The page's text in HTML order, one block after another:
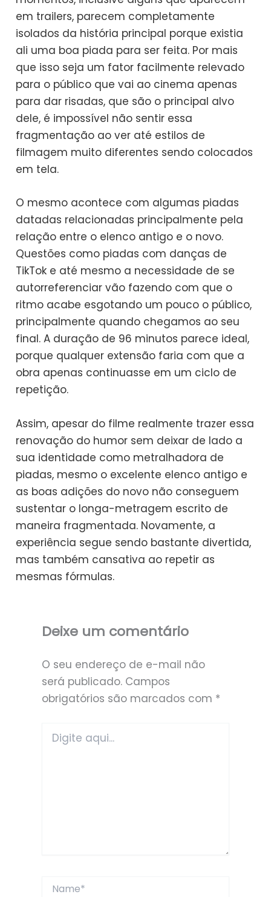
em trailers, parecem completamente
isolados da história principal porque existia
ali uma boa piada para ser feita. Por mais
que isso seja um fator facilmente relevado
para o público que vai ao cinema apenas
para dar risadas, que são o principal alvo
dele, é impossível não sentir essa
fragmentação ao ver até estilos de
filmagem muito diferentes sendo colocados
em tela.
O mesmo acontece com algumas piadas
datadas relacionadas principalmente pela
relação entre o elenco antigo e o novo.
Questões como piadas com danças de
TikTok e até mesmo a necessidade de se
autorreferenciar vão fazendo com que o
ritmo acabe esgotando um pouco o público,
principalmente quando chegamos ao seu
final. A duração de 96 minutos parece ideal,
porque qualquer extensão faria com que a
obra apenas continuasse em um ciclo de
repetição.
Assim, apesar do filme realmente trazer essa
renovação do humor sem deixar de lado a
sua identidade como metralhadora de
piadas, mesmo o excelente elenco antigo e
as boas adições do novo não conseguem
sustentar o longa-metragem escrito de
maneira fragmentada. Novamente, a
experiência segue sendo bastante divertida,
mas também cansativa ao repetir as
mesmas fórmulas.
Deixe um comentário
O seu endereço de e-mail não
será publicado. Campos
obrigatórios são marcados com *
aqui...